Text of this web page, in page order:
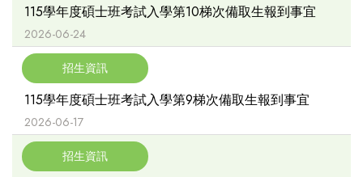
115學年度碩士班考試入學第10梯次備取生報到事宜
2026-06-24
招生資訊
115學年度碩士班考試入學第9梯次備取生報到事宜
2026-06-17
招生資訊